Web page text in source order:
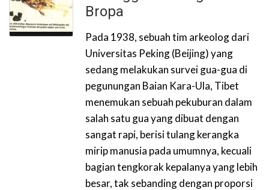
Bropa
Pada 1938, sebuah tim arkeolog dari
Universitas Peking (Beijing) yang
sedang melakukan survei gua-gua di
pegunungan Baian Kara-Ula, Tibet
menemukan sebuah pekuburan dalam
salah satu gua yang dibuat dengan
sangat rapi, berisi tulang kerangka
mirip manusia pada umumnya, kecuali
bagian tengkorak kepalanya yang lebih
besar, tak sebanding dengan proporsi